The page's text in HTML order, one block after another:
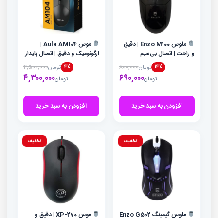
ماوس Enzo M100 | دقیق
و راحت | اتصال بی‌سیم
۱۴٪ تومان۸۰۰,۰۰۰
قیمت
تومان۸۰۰,۰۰۰
تومان۶۹۰,۰۰۰قیمت
تومان۶۹۰,۰۰۰
افزودن به سبد خرید
موس Aula AM104 |
ارگونومیک و دقیق | اتصال پایدار
۴٪ تومان۴,۵۰۰,۰۰۰
قیمت تومان۴,۳۰۰,۰۰۰قیمت
افزودن به سبد خرید
تخفیف
ماوس گیمینگ Enzo G502
تخفیف
موس XP-270 | دقیق و